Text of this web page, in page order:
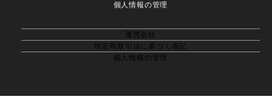
個人情報の管理
運営会社
特定商取引法に基づく表記
個人情報の管理